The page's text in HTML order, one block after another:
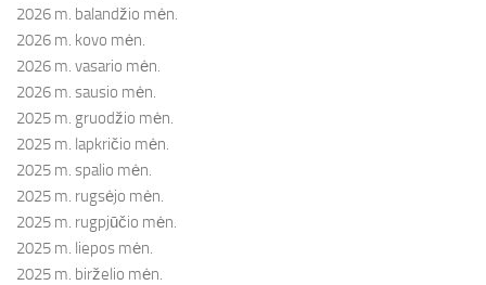
2026 m. balandžio mėn.
2026 m. kovo mėn.
2026 m. vasario mėn.
2026 m. sausio mėn.
2025 m. gruodžio mėn.
2025 m. lapkričio mėn.
2025 m. spalio mėn.
2025 m. rugsėjo mėn.
2025 m. rugpjūčio mėn.
2025 m. liepos mėn.
2025 m. birželio mėn.